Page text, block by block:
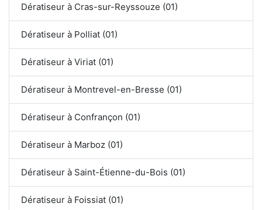
Dératiseur à Cras-sur-Reyssouze (01)
Dératiseur à Polliat (01)
Dératiseur à Viriat (01)
Dératiseur à Montrevel-en-Bresse (01)
Dératiseur à Confrançon (01)
Dératiseur à Marboz (01)
Dératiseur à Saint-Étienne-du-Bois (01)
Dératiseur à Foissiat (01)